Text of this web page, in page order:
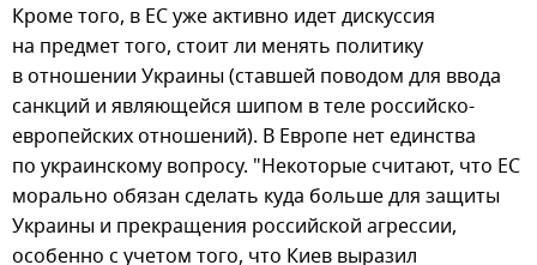
Кроме того, в ЕС уже активно идет дискуссия
на предмет того, стоит ли менять политику
в отношении Украины (ставшей поводом для ввода
санкций и являющейся шипом в теле российско-
европейских отношений). В Европе нет единства
по украинскому вопросу. "Некоторые считают, что ЕС
морально обязан сделать куда больше для защиты
Украины и прекращения российской агрессии,
особенно с учетом того, что Киев выразил